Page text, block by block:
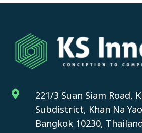

221/3 Suan Siam Road,
Subdistrict, Khan Na
Bangkok 10230,